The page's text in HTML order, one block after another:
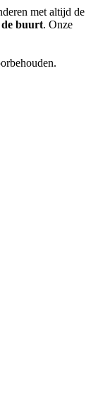
met altijd de
de buurt. Onze